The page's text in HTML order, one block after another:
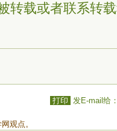
转载或者联系转
打印 发E-mail给
观点。